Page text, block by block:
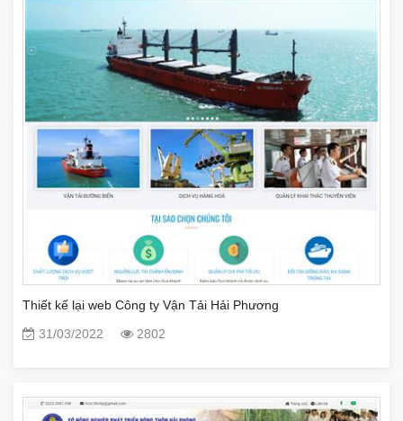
Thiết kế lại web Công ty Vận Tải Hải Phương
31/03/2022
2802